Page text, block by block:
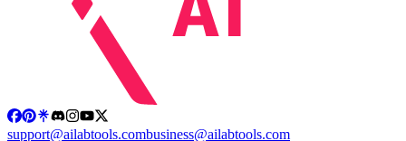
support@ailabtools.combusiness@ailabtools.com